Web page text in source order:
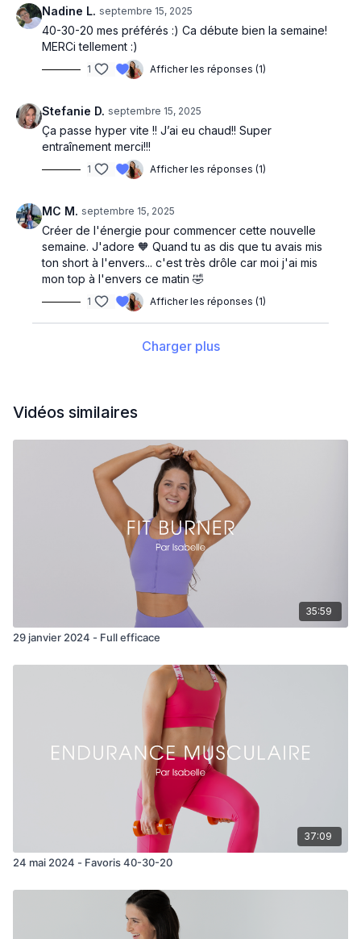
Nadine L. septembre 15, 2025
40-30-20 mes préférés :) Ca débute bien la semaine!
MERCi tellement :)
1 Afficher les réponses (1)
Stefanie D. septembre 15, 2025
Ça passe hyper vite !! J’ai eu chaud!! Super
entraînement merci!!!
1 Afficher les réponses (1)
MC M. septembre 15, 2025
Créer de l'énergie pour commencer cette nouvelle
semaine. J'adore 🧡 Quand tu as dis que tu avais mis
ton short à l'envers... c'est très drôle car moi j'ai mis
mon top à l'envers ce matin 🤣
1 Afficher les réponses (1)
Charger plus
Vidéos similaires
35:59
29 janvier 2024 - Full efficace
37:09
24 mai 2024 - Favoris 40-30-20